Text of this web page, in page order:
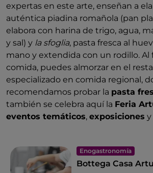
expertas en este arte, enseñan a
auténtica piadina romañola (pan
elabora con harina de trigo, agua,
y sal) y la sfoglia, pasta fresca al
mano y extendida con un rodillo. Al
comida, puedes almorzar en el
especializado en comida regional,
recomendamos probar la pasta
también se celebra aquí la Feria
eventos temáticos, exposiciones y
Enogastronomía
Bottega Casa